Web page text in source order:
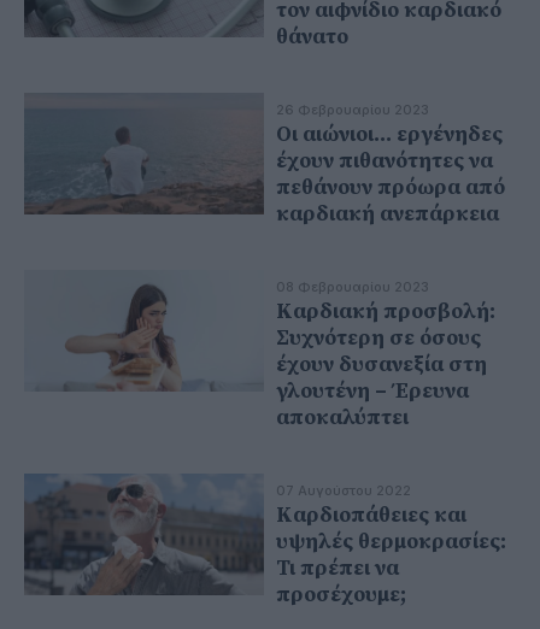
τον αιφνίδιο καρδιακό
θάνατο
26 Φεβρουαρίου 2023
Οι αιώνιοι... εργένηδες
έχουν πιθανότητες να
πεθάνουν πρόωρα από
καρδιακή ανεπάρκεια
08 Φεβρουαρίου 2023
Καρδιακή προσβολή:
Συχνότερη σε όσους
έχουν δυσανεξία στη
γλουτένη – Έρευνα
αποκαλύπτει
07 Αυγούστου 2022
Καρδιοπάθειες και
υψηλές θερμοκρασίες:
Τι πρέπει να
προσέχουμε;